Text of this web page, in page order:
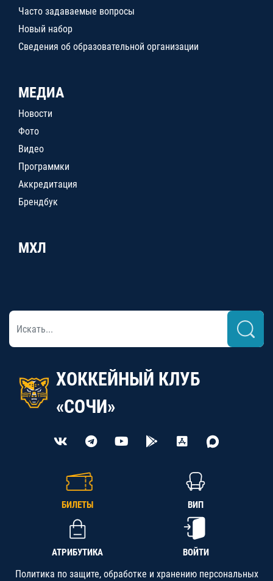
Часто задаваемые вопросы
Новый набор
Сведения об образовательной организации
МЕДИА
Новости
Фото
Видео
Программки
Аккредитация
Брендбук
МХЛ
ХОККЕЙНЫЙ КЛУБ
«СОЧИ»
БИЛЕТЫ ВИП
АТРИБУТИКА ВОЙТИ
Политика по защите, обработке и хранению персональных